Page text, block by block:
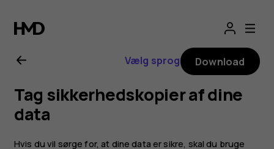
Brugervejledning
til
Nokia
G11
Vælg sprog Download
Tag sikkerhedskopier af dine
data
Hvis du vil sørge for, at dine data er sikre, skal du bruge